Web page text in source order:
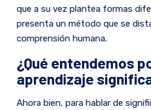
que a su vez plantea formas
presenta un método que se
comprensión humana.
¿Qué entendemos
aprendizaje
Ahora bien, para hablar de